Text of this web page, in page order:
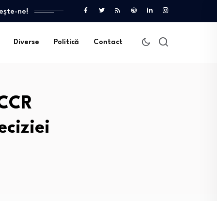
ne!
Diverse Politică Contact